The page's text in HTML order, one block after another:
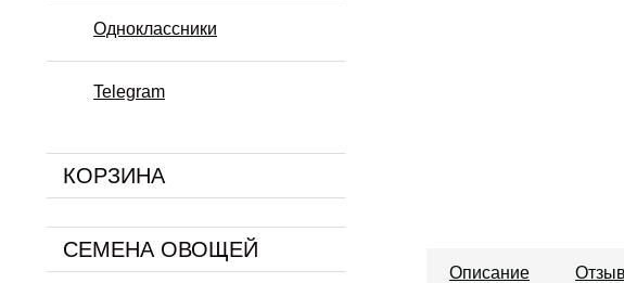
Описание
Одноклассники
Telegram
КОРЗИНА
СЕМЕНА ОВОЩЕЙ